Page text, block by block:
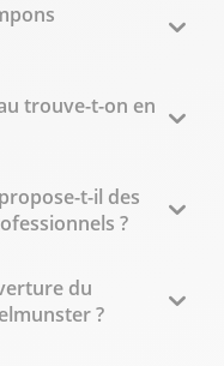
trouve-t-on en
t-il des
?
du
?